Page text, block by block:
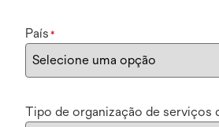
País *
Tipo de organização de serviços